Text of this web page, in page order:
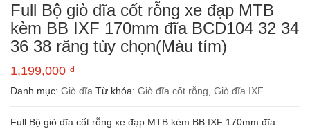
Full Bộ giò dĩa cốt rỗng xe đạp MTB
kèm BB IXF 170mm đĩa BCD104 32 34
36 38 răng tùy chọn(Màu tím)
1,199,000 ₫
Danh mục: Giò dĩa Từ khóa: Giò đĩa cốt rỗng Giò đĩa IXF
Full Bộ giò dĩa cốt rỗng xe đạp MTB kèm BB IXF 170mm đĩa